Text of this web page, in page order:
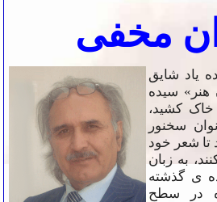
مخفی
یاد شایق
سیده
کشید،
سخنور
تا شعر خود
به زبان
ی گذشته
در سطح